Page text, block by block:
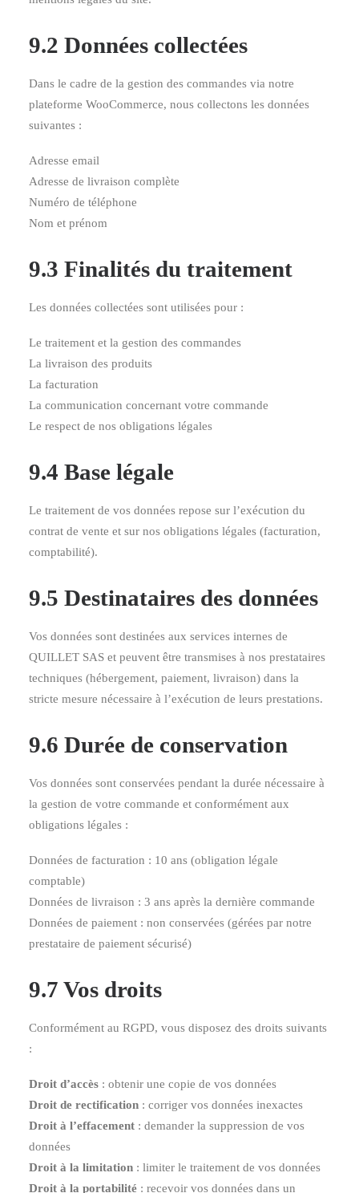
9.2 Données collectées
Dans le cadre de la gestion des commandes via notre
plateforme WooCommerce, nous collectons les données
suivantes :
Adresse email
Adresse de livraison complète
Numéro de téléphone
Nom et prénom
9.3 Finalités du traitement
Les données collectées sont utilisées pour :
Le traitement et la gestion des commandes
La livraison des produits
La facturation
La communication concernant votre commande
Le respect de nos obligations légales
9.4 Base légale
Le traitement de vos données repose sur l’exécution du
contrat de vente et sur nos obligations légales (facturation,
comptabilité).
9.5 Destinataires des données
Vos données sont destinées aux services internes de
QUILLET SAS et peuvent être transmises à nos prestataires
techniques (hébergement, paiement, livraison) dans la
stricte mesure nécessaire à l’exécution de leurs prestations.
9.6 Durée de conservation
Vos données sont conservées pendant la durée nécessaire à
la gestion de votre commande et conformément aux
obligations légales :
Données de facturation : 10 ans (obligation légale
comptable)
Données de livraison : 3 ans après la dernière commande
Données de paiement : non conservées (gérées par notre
prestataire de paiement sécurisé)
9.7 Vos droits
Conformément au RGPD, vous disposez des droits suivants
:
Droit d’accès : obtenir une copie de vos données
Droit de rectification : corriger vos données inexactes
Droit à l’effacement : demander la suppression de vos
données
Droit à la limitation : limiter le traitement de vos données
Droit à la portabilité : recevoir vos données dans un